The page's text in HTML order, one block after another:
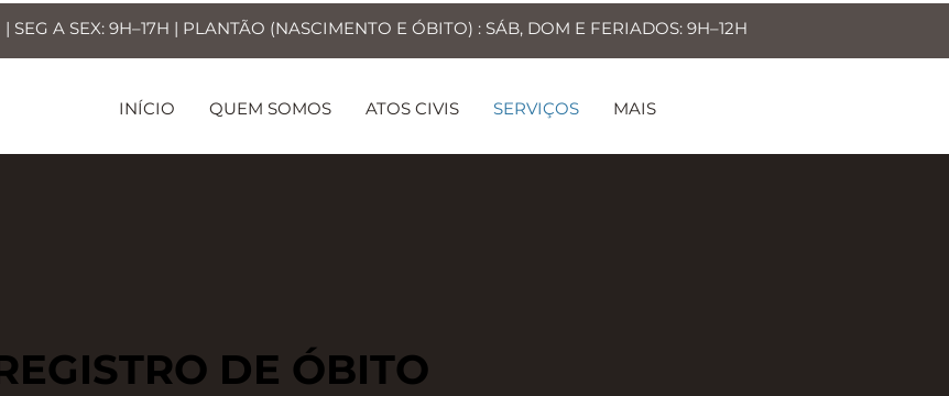
INÍCIO QUEM SOMOS ATOS CIVIS SERVIÇOS MAIS
A SEX: 9H–17H | PLANTÃO (NASCIMENTO E ÓBITO) : SÁB, DOM E FERIADOS: 9H–12H
DE ÓBITO